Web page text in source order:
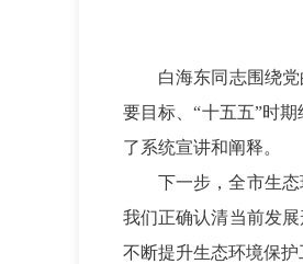
白海东同志围绕
要目标、“十五五”时
了系统宣讲和阐释。
下一步，全市生态环
我们正确认清当前发
不断提升生态环境保护